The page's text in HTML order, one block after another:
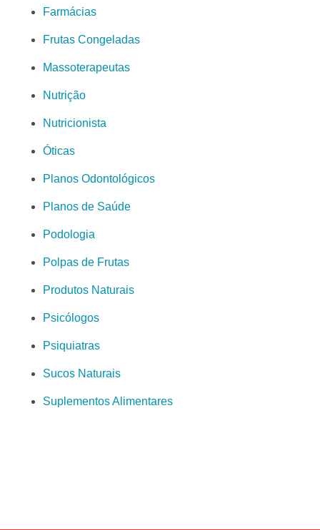
Farmácias
Frutas Congeladas
Massoterapeutas
Nutrição
Nutricionista
Óticas
Planos Odontológicos
Planos de Saúde
Podologia
Polpas de Frutas
Produtos Naturais
Psicólogos
Psiquiatras
Sucos Naturais
Suplementos Alimentares